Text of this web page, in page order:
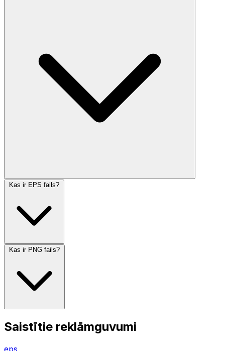
Kas ir EPS fails?
Kas ir PNG fails?
Saistītie reklāmguvumi
eps